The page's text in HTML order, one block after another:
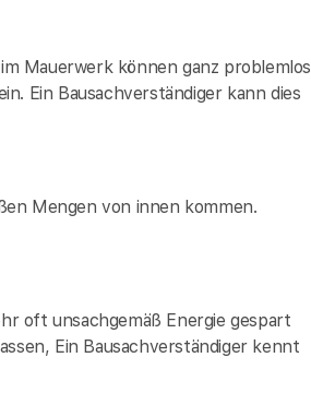
Mauerwerk können ganz problemlos
Ein Bausachverständiger kann dies
Mengen von innen kommen.
oft unsachgemäß Energie gespart
Ein Bausachverständiger kennt